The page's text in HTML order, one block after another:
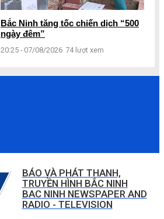
Bắc Ninh tăng tốc chiến dịch “500
ngày đêm”
20:25 - 07/08/2026 74 lượt xem
BÁO VÀ PHÁT THANH,
TRUYỀN HÌNH BẮC NINH
BAC NINH NEWSPAPER AND
RADIO - TELEVISION